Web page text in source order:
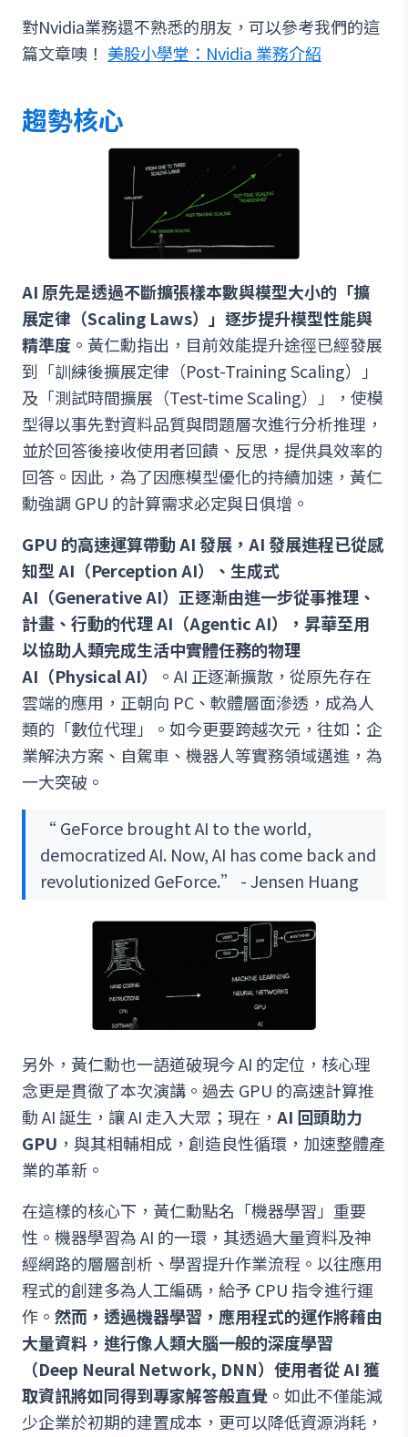
對Nvidia業務還不熟悉的朋友，可以參考我們的這
篇文章噢！ 美股小學堂：Nvidia 業務介紹
趨勢核心
AI 原先是透過不斷擴張樣本數與模型大小的「擴
展定律（Scaling Laws）」逐步提升模型性能與
精準度 。黃仁勳指出，目前效能提升途徑已經發展
到「訓練後擴展定律（Post-Training Scaling）」
及「測試時間擴展（Test-time Scaling）」，使模
型得以事先對資料品質與問題層次進行分析推理，
並於回答後接收使用者回饋、反思，提供具效率的
回答。因此，為了因應模型優化的持續加速，黃仁
勳強調 GPU 的計算需求必定與日俱增。
GPU 的高速運算帶動 AI 發展，AI 發展進程已從感
知型 AI（Perception AI）、生成式
AI（Generative AI）正逐漸由進一步從事推理、
計畫、行動的代理 AI（Agentic AI），昇華至用
以協助人類完成生活中實體任務的物理
AI（Physical AI）
。AI 正逐漸擴散，從原先存在
雲端的應用，正朝向 PC、軟體層面滲透，成為人
類的「數位代理」。如今更要跨越次元，往如：企
業解決方案、自駕車、機器人等實務領域邁進，為
一大突破。
“ GeForce brought AI to the world,
democratized AI. Now, AI has come back and
revolutionized GeForce.” - Jensen Huang
另外，黃仁勳也一語道破現今 AI 的定位，核心理
念更是貫徹了本次演講。過去 GPU 的高速計算推
動 AI 誕生，讓 AI 走入大眾；現在， AI 回頭助力
GPU ，與其相輔相成，創造良性循環，加速整體產
業的革新。
在這樣的核心下，黃仁勳點名「機器學習」重要
性。機器學習為 AI 的一環，其透過大量資料及神
經網路的層層剖析、學習提升作業流程。以往應用
程式的創建多為人工編碼，給予 CPU 指令進行運
作。 然而，透過機器學習，應用程式的運作將藉由
大量資料，進行像人類大腦一般的深度學習
（Deep Neural Network, DNN）使用者從 AI 獲
取資訊將如同得到專家解答般直覺 。如此不僅能減
少企業於初期的建置成本，更可以降低資源消耗，